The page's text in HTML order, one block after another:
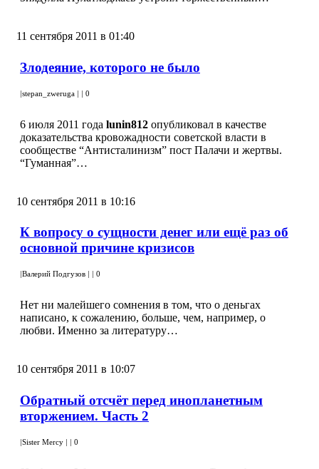
11 сентября 2011 в 01:40
Злодеяние, которого не было
|stepan_zweruga | | 0
6 июля 2011 года lunin812 опубликовал в качестве
доказательства кровожадности советской власти в
сообществе “Антисталинизм” пост Палачи и жертвы.
“Гуманная”…
10 сентября 2011 в 10:16
К вопросу о сущности денег или ещё раз об
основной причине кризисов
|Валерий Подгузов | | 0
Нет ни малейшего сомнения в том, что о деньгах
написано, к сожалению, больше, чем, например, о
любви. Именно за литературу…
10 сентября 2011 в 10:07
Обратный отсчёт перед инопланетным
вторжением. Часть 2
|Sister Mercy | | 0